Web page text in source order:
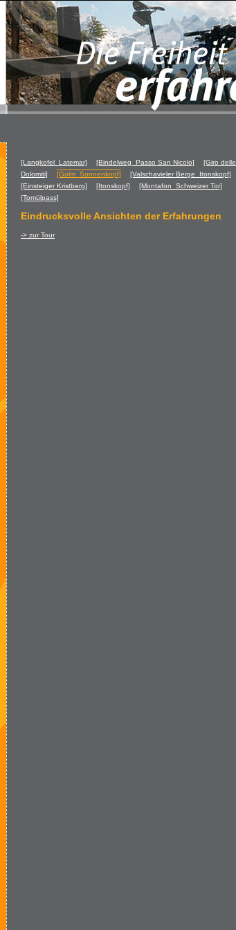
[Langkofel_Latemar] [Bindelweg_Passo San Nicolo]
[Giro delle
Dolomiti]
[Golm_Sonnenkopf]
[Valschavieler Berge_Itonskopf]
[Einsteiger Kristberg]
[Itonskopf]
[Montafon_Schweizer Tor]
[Tomülpass]
Eindrucksvolle Ansichten der Erfahrungen
-> zur Tour